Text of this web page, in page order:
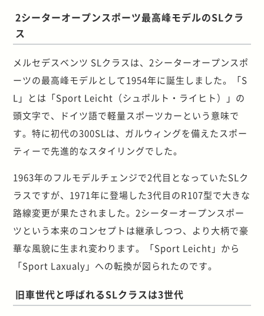
2シーターオープンスポーツ最高峰モデルのSLクラ
ス
メルセデスベンツ SLクラスは、2シーターオープンスポ
ーツの最高峰モデルとして1954年に誕生しました。「S
L」とは「Sport Leicht（シュポルト・ライヒト）」の
頭文字で、ドイツ語で軽量スポーツカーという意味で
す。特に初代の300SLは、ガルウィングを備えたスポー
ティーで先進的なスタイリングでした。
1963年のフルモデルチェンジで2代目となっていたSLク
ラスですが、1971年に登場した3代目のR107型で大きな
路線変更が果たされました。2シーターオープンスポー
ツという本来のコンセプトは継承しつつ、より大柄で豪
華な風貌に生まれ変わります。「Sport Leicht」から
「Sport Laxualy」への転換が図られたのです。
旧車世代と呼ばれるSLクラスは3世代